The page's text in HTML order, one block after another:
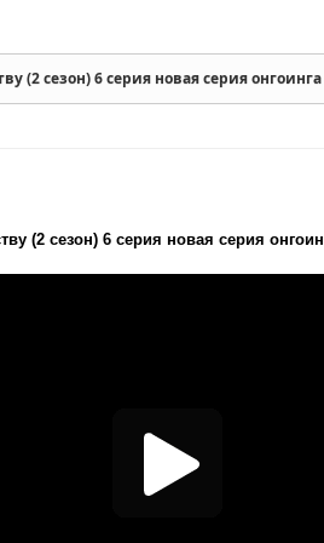
(2 сезон) 6 серия новая серия онгоинга
(2 сезон) 6 серия новая серия
스케치북5
스케치북5
스케치북5
스케치북5